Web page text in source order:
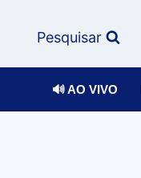
Pesquisar
🔊 AO VIVO